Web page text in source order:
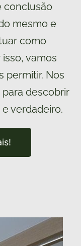
conclusão
mesmo e
como
vamos
permitir. Nos
para descobrir
verdadeiro.